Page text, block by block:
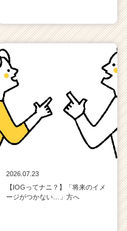
2026.07.23
【IOGってナニ？】「将来のイメ
ージがつかない…」方へ